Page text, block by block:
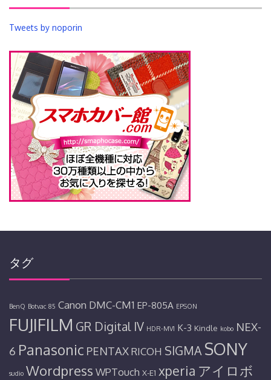
Tweets by noporin
タグ
BenQ Botvac 85 Canon DMC-CM1 EP-805A EPSON
FUJIFILM GR Digital IV HDR-MV1 K-3 Kindle kobo NEX-
6 Panasonic PENTAXRICOH SIGMA SONY
sudio Wordpress WPTouch X-E1 xperia アイロボ